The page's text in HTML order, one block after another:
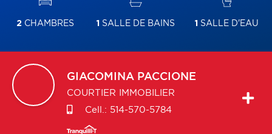
2 CHAMBRES 1 SALLE DE BAINS 1 SALLE D'EAU
GIACOMINA PACCIONE
COURTIER IMMOBILIER
Cell.: 514-570-5784